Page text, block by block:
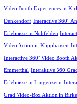
Video Booth Experiences in
Denkendorf Interactive 360°
Erlebnisse in Nohfelden
Video Action in Klipphausen
Interactive 360° Video Booth
Emmerthal Interaktive 360
Erlebnisse in Langenzenn
Grad Video-Box Aktion in